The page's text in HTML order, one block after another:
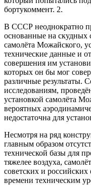
бортукоммент. 2.
В СССР неоднократно
основанные на скудных
самолёта Можайского,
технические данные и
совершения им
которых он бы мог
различные результаты.
исследованиям,
установкой самолёта
вероятных
недостаточна для
Несмотря на ряд
главным образом
технической базы для
тяжелее воздуха,
советских и
времени техническим